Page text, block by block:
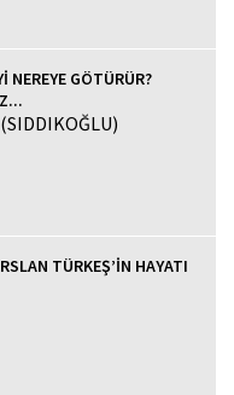
NEREYE GÖTÜRÜR?
TÜRKEŞ’İN HAYATI